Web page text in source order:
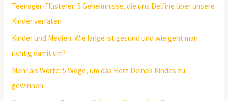
Teenager-Flüsterer: 5 Geheimnisse, die uns Delfine über unsere
Kinder verraten
Kinder und Medien: Wie lange ist gesund und wie geht man
richtig damit um?
Mehr als Worte: 5 Wege, um das Herz Deines Kindes zu
gewinnen.